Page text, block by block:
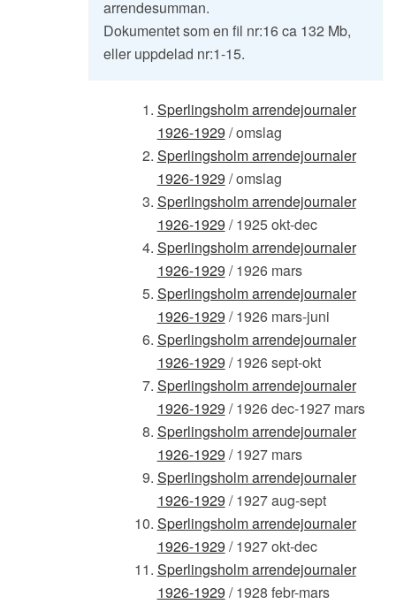
arrendesumman.
Dokumentet som en fil nr:16 ca 132 Mb,
eller uppdelad nr:1-15.
Sperlingsholm arrendejournaler
1926-1929 / omslag
Sperlingsholm arrendejournaler
1926-1929 / omslag
Sperlingsholm arrendejournaler
1926-1929 / 1925 okt-dec
Sperlingsholm arrendejournaler
1926-1929 / 1926 mars
Sperlingsholm arrendejournaler
1926-1929 / 1926 mars-juni
Sperlingsholm arrendejournaler
1926-1929 / 1926 sept-okt
Sperlingsholm arrendejournaler
1926-1929 / 1926 dec-1927 mars
Sperlingsholm arrendejournaler
1926-1929 / 1927 mars
Sperlingsholm arrendejournaler
1926-1929 / 1927 aug-sept
Sperlingsholm arrendejournaler
1926-1929 / 1927 okt-dec
Sperlingsholm arrendejournaler
1926-1929 / 1928 febr-mars